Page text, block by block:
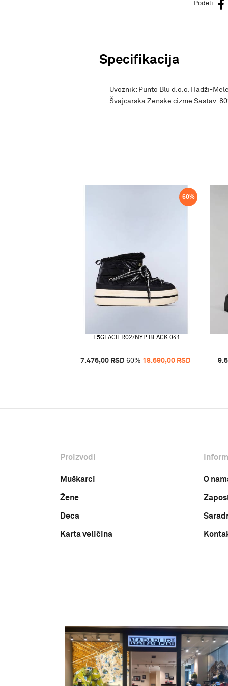
Podeli
Specifikacija
Uvoznik: Punto Blu d.o.o. Hadži-
Švajcarska Zenske cizme Sastav:
60%
F5GLACIER02/NYP BLACK 041
7.476,00 RSD 60% 18.690,00RSD
Proizvodi
Muškarci
Žene
Deca
Karta veličina
O